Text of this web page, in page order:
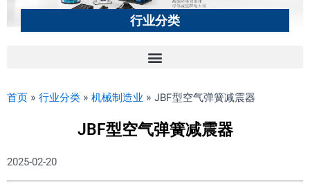
行业分类
首页 » 行业分类 » 机械制造业 » JBF型空气弹簧减震器
JBF型空气弹簧减震器
2025-02-20